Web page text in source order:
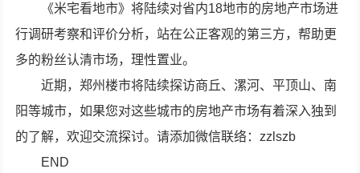
《米宅看地市》将陆续对省内18地市的房地产市场进
行调研考察和评价分析，站在公正客观的第三方，帮助更
多的粉丝认清市场，理性置业。
近期，郑州楼市将陆续探访商丘、漯河、平顶山、南
阳等城市，如果您对这些城市的房地产市场有着深入独到
的了解，欢迎交流探讨。请添加微信联络：zzlszb
END